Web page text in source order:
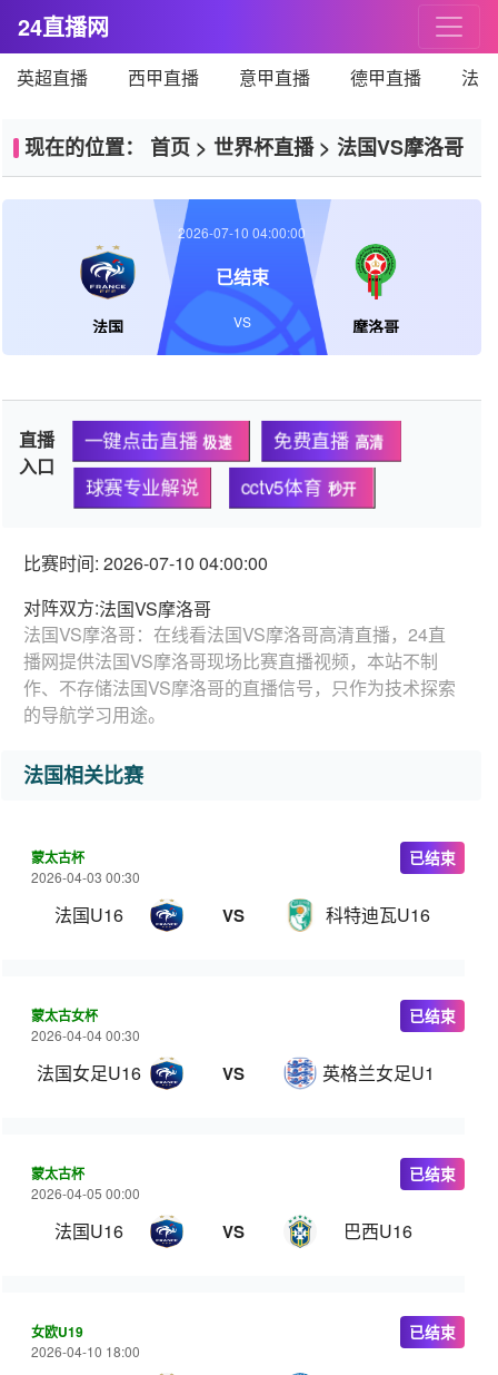
24直播网
英超直播 西甲直播 意甲直播 德甲直播 法
现在的位置： 首页 > 世界杯直播> 法国VS摩洛哥
法国 摩洛哥
2026-07-10 04:00:00
已结束
VS
直播
入口
一键点击直播 极速 免费直播 高清
球赛专业解说 cctv5体育 秒开
比赛时间: 2026-07-10 04:00:00
对阵双方:法国VS摩洛哥
法国VS摩洛哥：在线看法国VS摩洛哥高清直播，24直
播网提供法国VS摩洛哥现场比赛直播视频，本站不制
作、不存储法国VS摩洛哥的直播信号，只作为技术探索
的导航学习用途。
法国相关比赛
蒙太古杯
2026-04-03 00:30
法国U16 VS 科特迪瓦U16
已结束
蒙太古女杯
2026-04-04 00:30
法国女足U16 VS 英格兰女足U16
已结束
蒙太古杯
2026-04-05 00:00
法国U16 VS 巴西U16
已结束
女欧U19
2026-04-10 18:00
已结束